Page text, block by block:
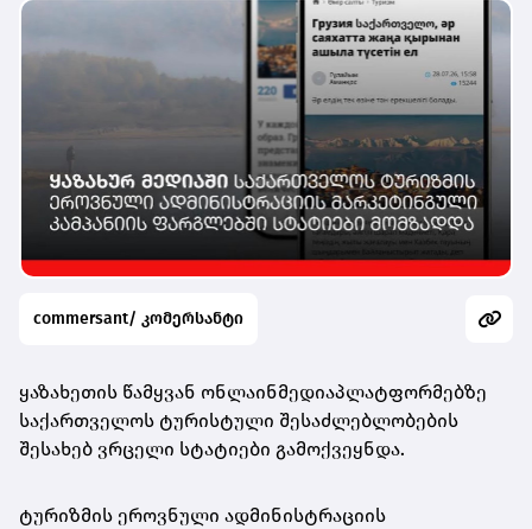
commersant/ კომერსანტი
ყაზახეთის წამყვან ონლაინმედიაპლატფორმებზე
საქართველოს ტურისტული შესაძლებლობების
შესახებ ვრცელი სტატიები გამოქვეყნდა.
ტურიზმის ეროვნული ადმინისტრაციის